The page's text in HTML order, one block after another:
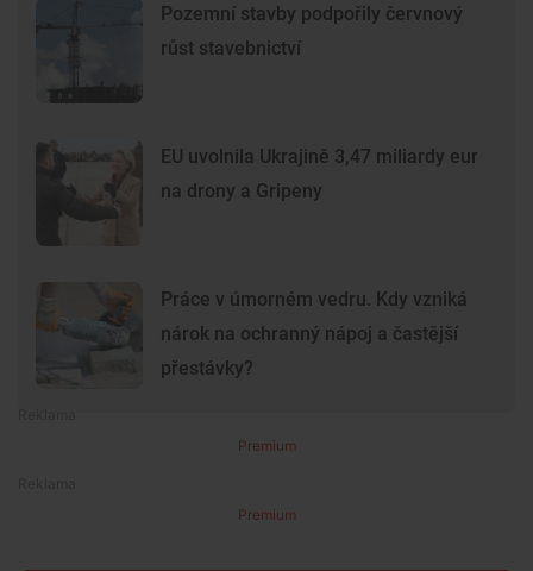
Pozemní stavby podpořily červnový
růst stavebnictví
EU uvolnila Ukrajině 3,47 miliardy eur
na drony a Gripeny
Práce v úmorném vedru. Kdy vzniká
nárok na ochranný nápoj a častější
přestávky?
Premium
Premium